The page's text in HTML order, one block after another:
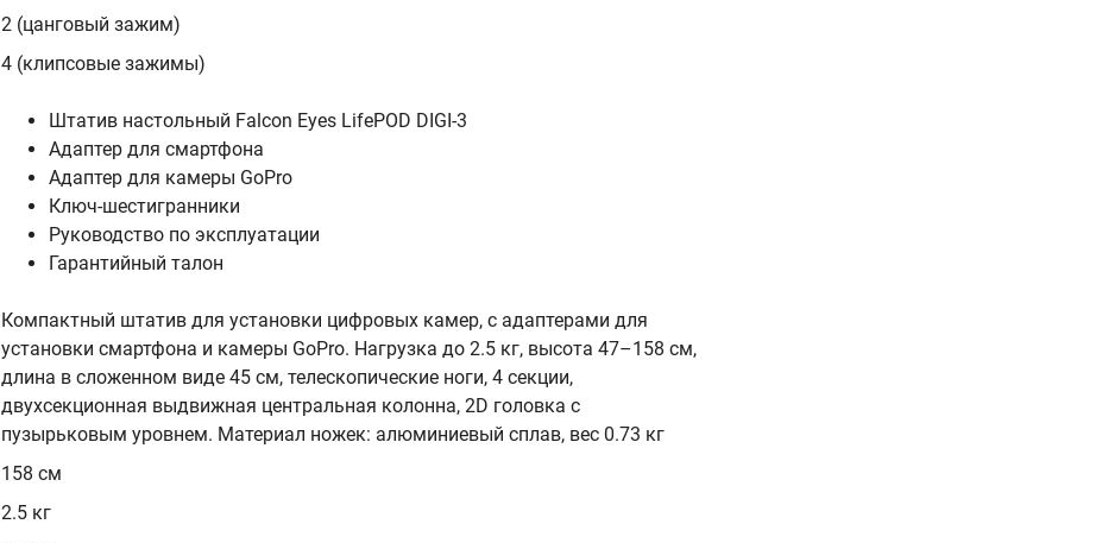
2 (цанговый зажим)
4 (клипсовые зажимы)
Штатив настольный Falcon Eyes LifePOD DIGI-3
Адаптер для смартфона
Адаптер для камеры GoPro
Ключ-шестигранники
Руководство по эксплуатации
Гарантийный талон
Компактный штатив для установки цифровых камер, с адаптерами для
установки смартфона и камеры GoPro. Нагрузка до 2.5 кг, высота 47–158 см,
длина в сложенном виде 45 см, телескопические ноги, 4 секции,
двухсекционная выдвижная центральная колонна, 2D головка с
пузырьковым уровнем. Материал ножек: алюминиевый сплав, вес 0.73 кг
158 см
2.5 кг